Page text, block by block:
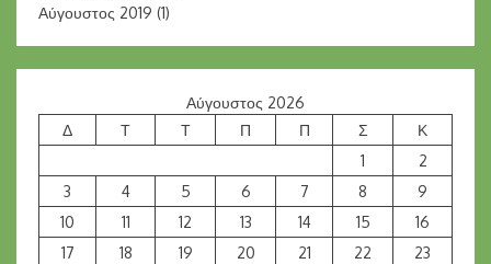
Αύγουστος 2019 (1)
Αύγουστος 2026
Δ
Τ Τ Π Π Σ
Κ
1
2
3
4 5 6 7 8
9
10
11 12 13 14 15
16
17
18 19 20 21 22 23